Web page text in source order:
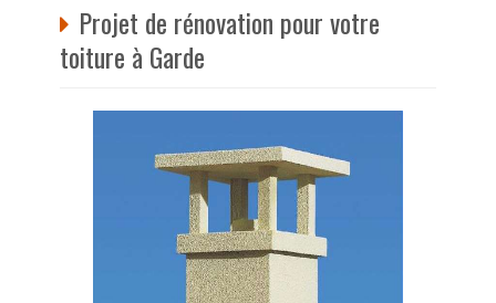
Projet de rénovation pour votre
toiture à Garde